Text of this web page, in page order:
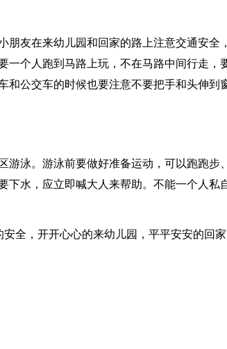
友在来幼儿园和回家的路上注意交通安全，
一个人跑到马路上玩，不在马路中间行走，
和公交车的时候也要注意不要把手和头伸到
泳。游泳前要做好准备运动，可以跑跑步、
下水，应立即喊大人来帮助。不能一个人私
全，开开心心的来幼儿园，平平安安的回家